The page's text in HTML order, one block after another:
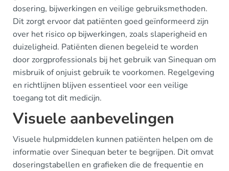
dosering, bijwerkingen en veilige gebruiksmethoden.
Dit zorgt ervoor dat patiënten goed geïnformeerd zijn
over het risico op bijwerkingen, zoals slaperigheid en
duizeligheid. Patiënten dienen begeleid te worden
door zorgprofessionals bij het gebruik van Sinequan om
misbruik of onjuist gebruik te voorkomen. Regelgeving
en richtlijnen blijven essentieel voor een veilige
toegang tot dit medicijn.
Visuele aanbevelingen
Visuele hulpmiddelen kunnen patiënten helpen om de
informatie over Sinequan beter te begrijpen. Dit omvat
doseringstabellen en grafieken die de frequentie en